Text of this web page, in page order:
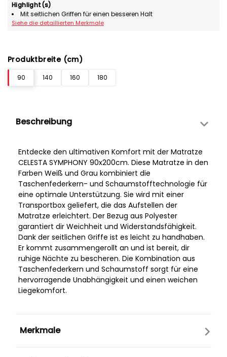
Highlight(s)
Mit seitlichen Griffen für einen besseren Halt
Siehe die detaillierten Merkmale
Produktbreite (cm)
90 140 160 180
Beschreibung
Entdecke den ultimativen Komfort mit der Matratze
CELESTA SYMPHONY 90x200cm. Diese Matratze in den
Farben Weiß und Grau kombiniert die
Taschenfederkern- und Schaumstofftechnologie für
eine optimale Unterstützung. Sie wird mit einer
Transportbox geliefert, die das Aufstellen der
Matratze erleichtert. Der Bezug aus Polyester
garantiert dir Weichheit und Widerstandsfähigkeit.
Dank der seitlichen Griffe ist es leicht zu handhaben.
Er kommt zusammengerollt an und ist bereit, dir
ruhige Nächte zu bescheren. Die Kombination aus
Taschenfederkern und Schaumstoff sorgt für eine
hervorragende Unabhängigkeit und einen weichen
Liegekomfort.
Merkmale